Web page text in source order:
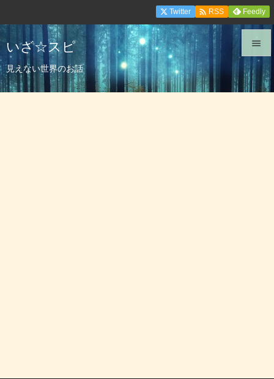
いざ☆スピ
見えない世界のお話


メニュ
Twitter  RSS Feedly